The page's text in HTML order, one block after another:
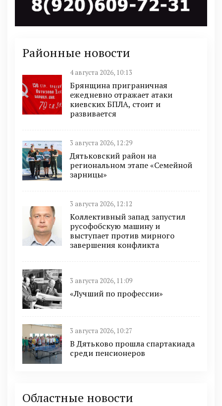
Районные новости
4 августа 2026, 10:13
Брянщина приграничная
ежедневно отражает атаки
киевских БПЛА, стоит и
развивается
3 августа 2026, 12:29
Дятьковский район на
региональном этапе «Семейной
зарницы»
3 августа 2026, 12:12
Коллективный запад запустил
русофобскую машину и
выступает против мирного
завершения конфликта
3 августа 2026, 11:09
«Лучший по профессии»
3 августа 2026, 10:27
В Дятьково прошла спартакиада
среди пенсионеров
Областные новости